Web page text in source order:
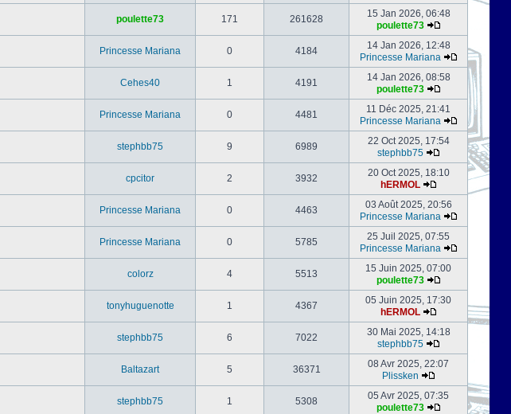
poulette73 171 261628
15 Jan 2026, 06:48
poulette73
Princesse Mariana 0 4184
14 Jan 2026, 12:48
Princesse Mariana
Cehes40 1 4191
14 Jan 2026, 08:58
poulette73
Princesse Mariana 0 4481
11 Déc 2025, 21:41
Princesse Mariana
stephbb75 9 6989
22 Oct 2025, 17:54
stephbb75
cpcitor 2 3932
20 Oct 2025, 18:10
hERMOL
Princesse Mariana 0 4463
03 Août 2025, 20:56
Princesse Mariana
Princesse Mariana 0 5785
25 Juil 2025, 07:55
Princesse Mariana
colorz 4 5513
15 Juin 2025, 07:00
poulette73
tonyhuguenotte 1 4367
05 Juin 2025, 17:30
hERMOL
stephbb75 6 7022
30 Mai 2025, 14:18
stephbb75
Baltazart 5 36371
08 Avr 2025, 22:07
Plissken
stephbb75 1 5308
05 Avr 2025, 07:35
poulette73